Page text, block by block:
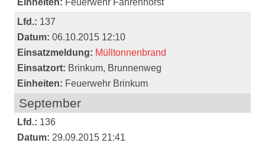
Einheiten: Feuerwehr Fahrenhorst
Lfd.: 137
Datum: 06.10.2015 12:10
Einsatzmeldung: Mülltonnenbrand
Einsatzort: Brinkum, Brunnenweg
Einheiten: Feuerwehr Brinkum
September
Lfd.: 136
Datum: 29.09.2015 21:41